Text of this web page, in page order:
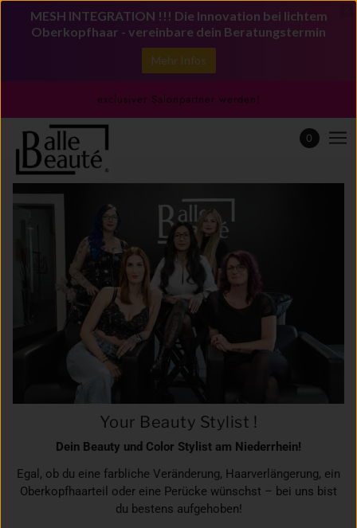
exclusiver Salonpartner werden!
0
Your Beauty Stylist !
Dein Beauty und Color Stylist am Niederrhein!
Egal, ob du eine farbliche Veränderung, Haarverlängerung, ein
Oberkopfhaarteil oder eine Perücke wünschst – bei uns bist
du bestens aufgehoben!
MESH INTEGRATION !!! Die Innovation bei lichtem
Oberkopfhaar - vereinbare dein Beratungstermin
Mehr Infos